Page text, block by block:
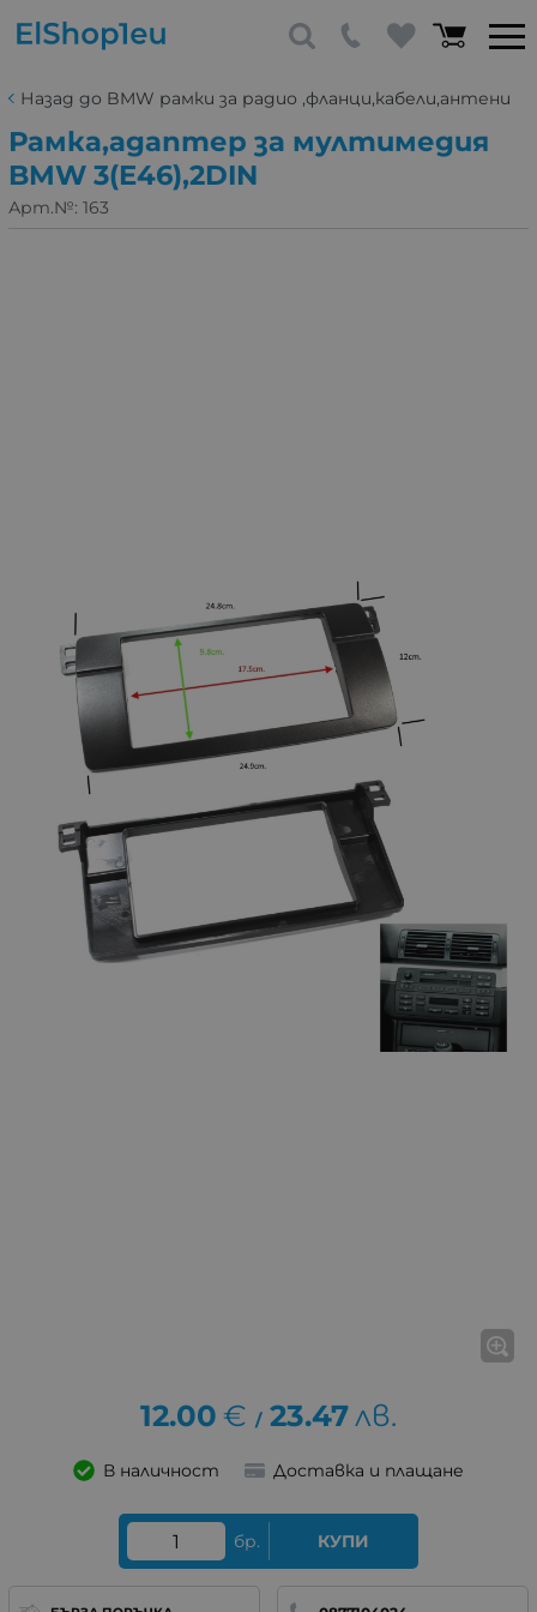
Назад до BMW рамки за радио ,фланци,кабели,антени
Рамка,адаптер за мултимедия
BMW 3(E46),2DIN
Арт.№: 163
12.00 € / 23.47 лв.
В наличност Доставка и плащане
бр. КУПИ